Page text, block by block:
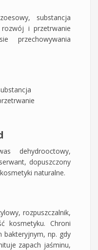
substancja
rozwój i przetrwanie
przechowywania
dehydrooctowy,
dopuszczony
naturalne.
rozpuszczalnik,
kosmetyku. Chroni
bakteryjnym, np. gdy
zapach jaśminu,